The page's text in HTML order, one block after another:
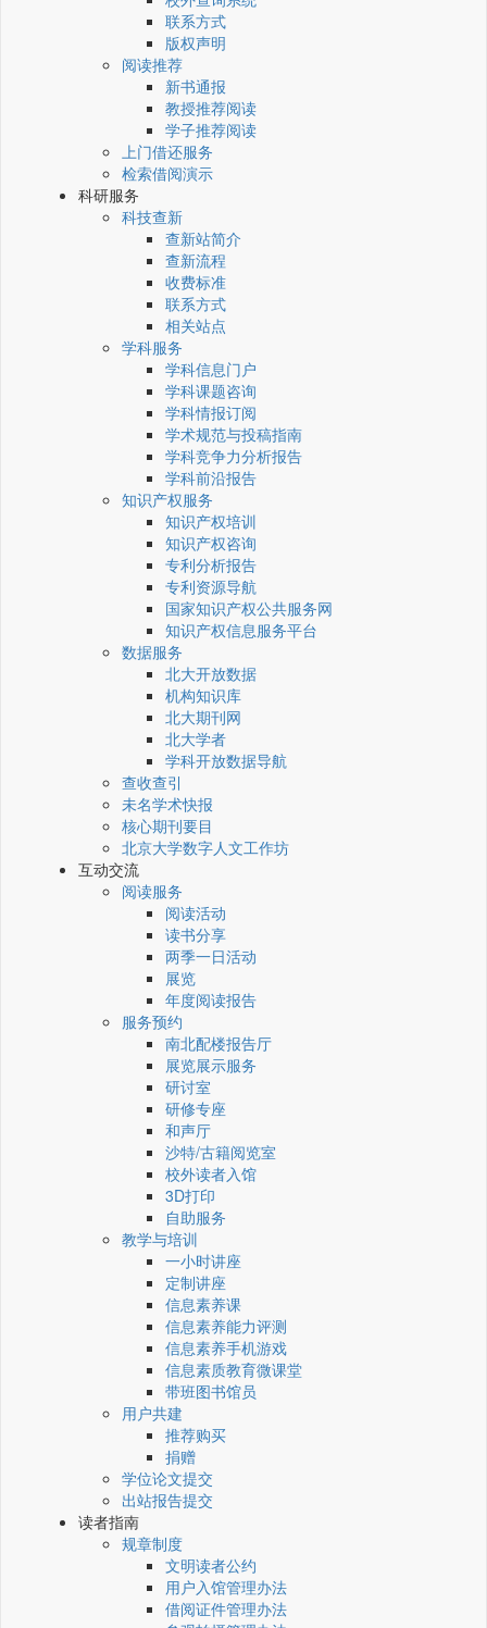
联系方式
版权声明
阅读推荐
新书通报
教授推荐阅读
学子推荐阅读
上门借还服务
检索借阅演示
科研服务
科技查新
查新站简介
查新流程
收费标准
联系方式
相关站点
学科服务
学科信息门户
学科课题咨询
学科情报订阅
学术规范与投稿指南
学科竞争力分析报告
学科前沿报告
知识产权服务
知识产权培训
知识产权咨询
专利分析报告
专利资源导航
国家知识产权公共服务网
知识产权信息服务平台
数据服务
北大开放数据
机构知识库
北大期刊网
北大学者
学科开放数据导航
查收查引
未名学术快报
核心期刊要目
北京大学数字人文工作坊
互动交流
阅读服务
阅读活动
读书分享
两季一日活动
展览
年度阅读报告
服务预约
南北配楼报告厅
展览展示服务
研讨室
研修专座
和声厅
沙特/古籍阅览室
校外读者入馆
3D打印
自助服务
教学与培训
一小时讲座
定制讲座
信息素养课
信息素养能力评测
信息素养手机游戏
信息素质教育微课堂
带班图书馆员
用户共建
推荐购买
捐赠
学位论文提交
出站报告提交
读者指南
规章制度
文明读者公约
用户入馆管理办法
借阅证件管理办法